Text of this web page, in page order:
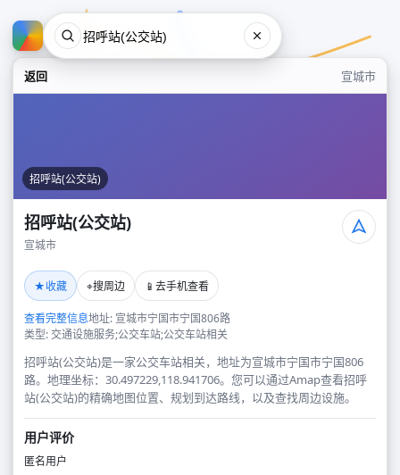
返回 宣城市
招呼站(公交站)
招呼站(公交站)
宣城市
★收藏 ⌖搜周边 📱 去手机查看
查看完整信息地址: 宣城市宁国市宁国806路
类型: 交通设施服务;公交车站;公交车站相关
招呼站(公交站)是一家公交车站相关，地址为宣城市宁国市宁国806
路。地理坐标：30.497229,118.941706。您可以通过Amap查看招呼
站(公交站)的精确地图位置、规划到达路线，以及查找周边设施。
用户评价
匿名用户